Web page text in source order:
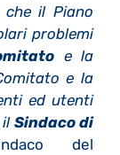
che il Piano
problemi
e la
e la
ed utenti
il Sindaco di
del